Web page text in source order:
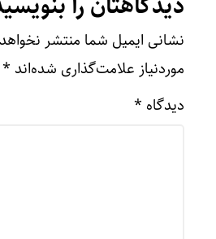
نشانی ایمیل شما منتشر
موردنیاز علامت‌گذاری شده‌اند *
دیدگاه *